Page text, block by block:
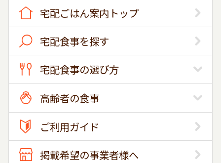
宅配ごはん案内トップ
宅配食事を探す
宅配食事の選び方
高齢者の食事
ご利用ガイド
掲載希望の事業者様へ